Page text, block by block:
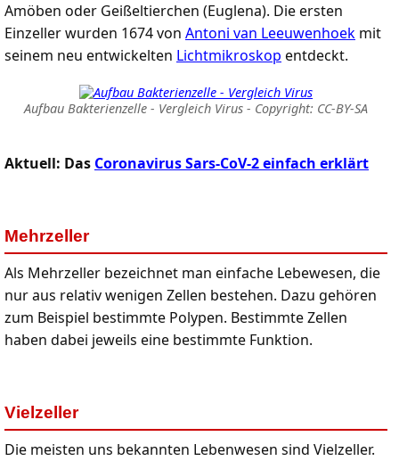
Amöben oder Geißeltierchen (Euglena). Die ersten
Einzeller wurden 1674 von Antoni van Leeuwenhoek mit
seinem neu entwickelten Lichtmikroskop entdeckt.
Aufbau Bakterienzelle - Vergleich Virus - Copyright: CC-BY-SA
Aktuell: Das Coronavirus Sars-CoV-2 einfach erklärt
Mehrzeller
Als Mehrzeller bezeichnet man einfache Lebewesen, die
nur aus relativ wenigen Zellen bestehen. Dazu gehören
zum Beispiel bestimmte Polypen. Bestimmte Zellen
haben dabei jeweils eine bestimmte Funktion.
Vielzeller
Die meisten uns bekannten Lebenwesen sind Vielzeller.